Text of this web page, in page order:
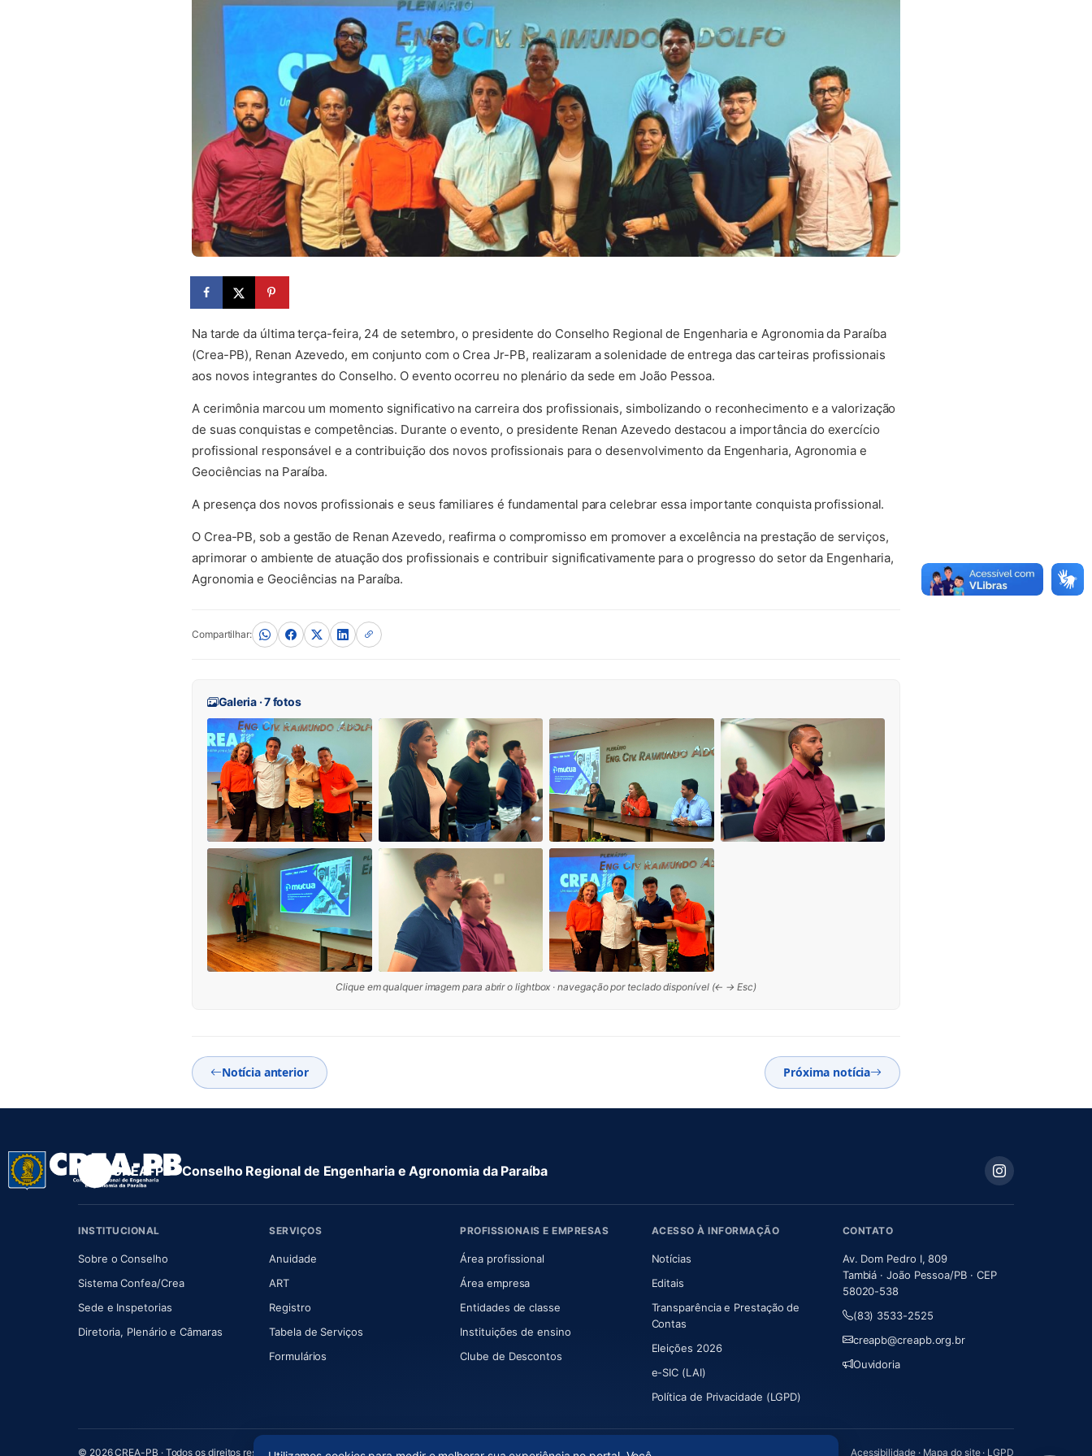
Na tarde da última terça-feira, 24 de setembro, o presidente do Conselho Regional de Engenharia e Agronomia da Paraíba
(Crea-PB), Renan Azevedo, em conjunto com o Crea Jr-PB, realizaram a solenidade de entrega das carteiras profissionais
aos novos integrantes do Conselho. O evento ocorreu no plenário da sede em João Pessoa.
A cerimônia marcou um momento significativo na carreira dos profissionais, simbolizando o reconhecimento e a valorização
de suas conquistas e competências. Durante o evento, o presidente Renan Azevedo destacou a importância do exercício
profissional responsável e a contribuição dos novos profissionais para o desenvolvimento da Engenharia, Agronomia e
Geociências na Paraíba.
A presença dos novos profissionais e seus familiares é fundamental para celebrar essa importante conquista profissional.
O Crea-PB, sob a gestão de Renan Azevedo, reafirma o compromisso em promover a excelência na prestação de serviços,
aprimorar o ambiente de atuação dos profissionais e contribuir significativamente para o progresso do setor da Engenharia,
Agronomia e Geociências na Paraíba.
Compartilhar:
Galeria · 7 fotos
Clique em qualquer imagem para abrir o lightbox · navegação por teclado disponível (← → Esc)
Notícia anterior Próxima notícia
CREA-PB · Conselho Regional de Engenharia e Agronomia da Paraíba
INSTITUCIONAL
Sobre o Conselho(abre em nova aba)
Sistema Confea/Crea(abre em nova aba)
Sede e Inspetorias
Diretoria, Plenário e Câmaras(abre em nova aba)
SERVIÇOS
Anuidade(abre em nova aba)
ART(abre em nova aba)
Registro
Tabela de Serviços
Formulários
PROFISSIONAIS E EMPRESAS
Área profissional
Área empresa
Entidades de classe
Instituições de ensino
Clube de Descontos
ACESSO À INFORMAÇÃO
Notícias
Editais
Transparência e Prestação de
Contas
Eleições 2026
e-SIC (LAI)
Política de Privacidade (LGPD)
CONTATO
Av. Dom Pedro I, 809
Tambiá · João Pessoa/PB · CEP
58020-538
(83) 3533-2525
creapb@creapb.org.br
Ouvidoria
© 2026 CREA-PB · Todos os direitos reservados Acessibilidade· Mapa do site· LGPD